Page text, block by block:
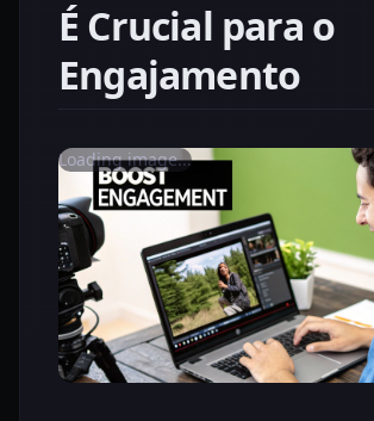
É Crucial para o
Engajamento
Loading image...